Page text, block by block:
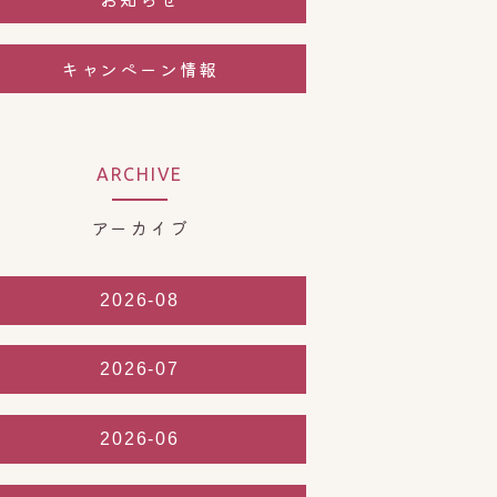
キャンペーン情報
ARCHIVE
アーカイブ
2026-08
2026-07
2026-06